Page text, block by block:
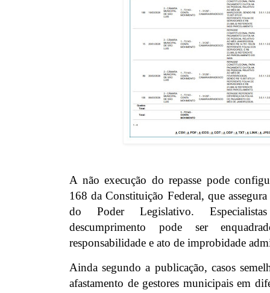
A não execução do repasse pode
168 da Constituição Federal, que
do Poder Legislativo.
descumprimento pode ser
responsabilidade e ato de improbidade
Ainda segundo a publicação, casos
afastamento de gestores municipais em